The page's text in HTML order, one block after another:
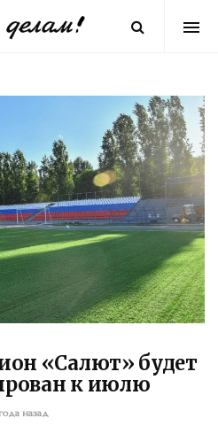
«Салют» будет
к июлю
назад